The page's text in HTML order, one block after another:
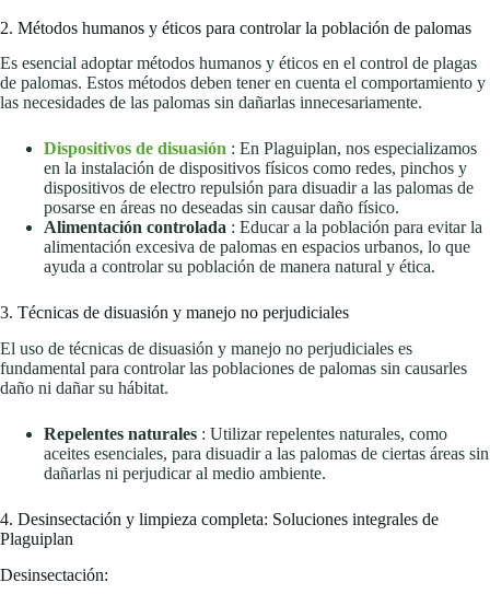
2. Métodos humanos y éticos para controlar la población de palomas
Es esencial adoptar métodos humanos y éticos en el control de plagas
de palomas. Estos métodos deben tener en cuenta el comportamiento y
las necesidades de las palomas sin dañarlas innecesariamente.
Dispositivos de disuasión : En Plaguiplan, nos especializamos
en la instalación de dispositivos físicos como redes, pinchos y
dispositivos de electro repulsión para disuadir a las palomas de
posarse en áreas no deseadas sin causar daño físico.
Alimentación controlada : Educar a la población para evitar la
alimentación excesiva de palomas en espacios urbanos, lo que
ayuda a controlar su población de manera natural y ética.
3. Técnicas de disuasión y manejo no perjudiciales
El uso de técnicas de disuasión y manejo no perjudiciales es
fundamental para controlar las poblaciones de palomas sin causarles
daño ni dañar su hábitat.
Repelentes naturales : Utilizar repelentes naturales, como
aceites esenciales, para disuadir a las palomas de ciertas áreas sin
dañarlas ni perjudicar al medio ambiente.
4. Desinsectación y limpieza completa: Soluciones integrales de
Plaguiplan
Desinsectación: